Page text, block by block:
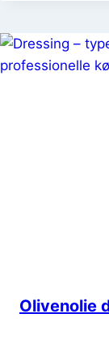
Olivenolie